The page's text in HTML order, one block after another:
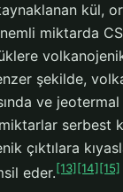
kül,
miktarda
şekilde,
ve
serbest
çıktılara
eder.[13] [14] [15]